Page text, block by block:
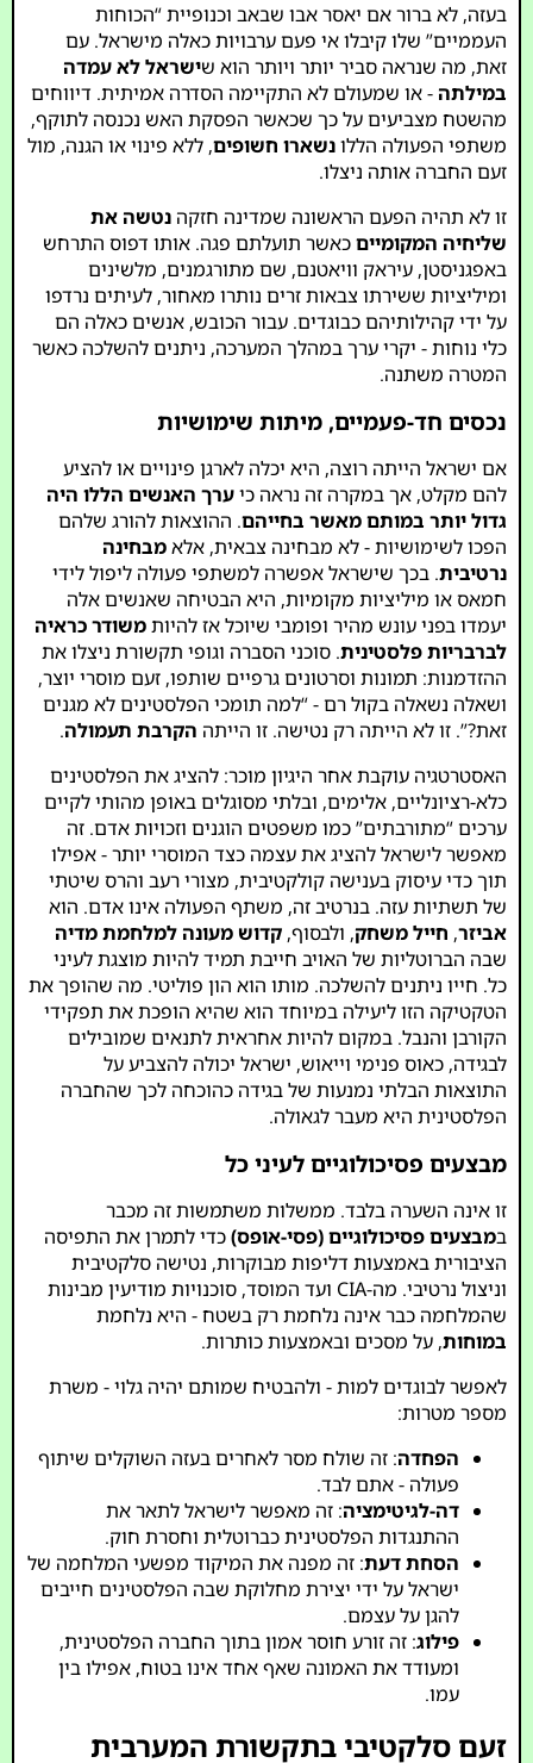
בעזה, לא ברור אם יאסר אבו שבאב וכנופיית “הכוחות
העממיים” שלו קיבלו אי פעם ערבויות כאלה מישראל. עם
זאת, מה שנראה סביר יותר ויותר הוא שישראל לא עמדה
במילתה - או שמעולם לא התקיימה הסדרה אמיתית. דיווחים
מהשטח מצביעים על כך שכאשר הפסקת האש נכנסה לתוקף,
משתפי הפעולה הללונשארו חשופים, ללא פינוי או הגנה, מול
זעם החברה אותה ניצלו.
זו לא תהיה הפעם הראשונה שמדינה חזקהנטשה את
שליחיה המקומייםכאשר תועלתם פגה. אותו דפוס התרחש
באפגניסטן, עיראק וויאטנם, שם מתורגמנים, מלשינים
ומיליציות ששירתו צבאות זרים נותרו מאחור, לעיתים נרדפו
על ידי קהילותיהם כבוגדים. עבור הכובש, אנשים כאלה הם
כלי נוחות - יקרי ערך במהלך המערכה, ניתנים להשלכה כאשר
המטרה משתנה.
נכסים חד-פעמיים, מיתות שימושיות
אם ישראל הייתה רוצה, היא יכלה לארגן פינויים או להציע
להם מקלט, אך במקרה זה נראה כיערך האנשים הללו היה
גדול יותר במותם מאשר בחייהם. ההוצאות להורג שלהם
הפכו לשימושיות - לא מבחינה צבאית, אלאמבחינה
נרטיבית. בכך שישראל אפשרה למשתפי פעולה ליפול לידי
חמאס או מיליציות מקומיות, היא הבטיחה שאנשים אלה
יעמדו בפני עונש מהיר ופומבי שיוכל אז להיותמשודר כראיה
לברבריות פלסטינית. סוכני הסברה וגופי תקשורת ניצלו את
ההזדמנות: תמונות וסרטונים גרפיים שותפו, זעם מוסרי יוצר,
ושאלה נשאלה בקול רם - “למה תומכי הפלסטינים לא מגנים
זאת?”. זו לא הייתה רק נטישה. זו הייתה הקרבת תעמולה.
האסטרטגיה עוקבת אחר היגיון מוכר: להציג את הפלסטינים
כלא-רציונליים, אלימים, ובלתי מסוגלים באופן מהותי לקיים
ערכים “מתורבתים” כמו משפטים הוגנים וזכויות אדם. זה
מאפשר לישראל להציג את עצמה כצד המוסרי יותר - אפילו
תוך כדי עיסוק בענישה קולקטיבית, מצורי רעב והרס שיטתי
של תשתיות עזה. בנרטיב זה, משתף הפעולה אינו אדם. הוא
אביזר, חייל משחק, ולבסוף,קדוש מעונה למלחמת מדיה
שבה הברוטליות של האויב חייבת תמיד להיות מוצגת לעיני
כל. חייו ניתנים להשלכה. מותו הוא הון פוליטי. מה שהופך את
הטקטיקה הזו ליעילה במיוחד הוא שהיא הופכת את תפקידי
הקורבן והנבל. במקום להיות אחראית לתנאים שמובילים
לבגידה, כאוס פנימי וייאוש, ישראל יכולה להצביע על
התוצאות הבלתי נמנעות של בגידה כהוכחה לכך שהחברה
הפלסטינית היא מעבר לגאולה.
מבצעים פסיכולוגיים לעיני כל
זו אינה השערה בלבד. ממשלות משתמשות זה מכבר
במבצעים פסיכולוגיים (פסי-אופס)כדי לתמרן את התפיסה
הציבורית באמצעות דליפות מבוקרות, נטישה סלקטיבית
וניצול נרטיבי. מה-CIA ועד המוסד, סוכנויות מודיעין מבינות
שהמלחמה כבר אינה נלחמת רק בשטח - היא נלחמת
במוחות, על מסכים ובאמצעות כותרות.
לאפשר לבוגדים למות - ולהבטיח שמותם יהיה גלוי - משרת
מספר מטרות:
הפחדה: זה שולח מסר לאחרים בעזה השוקלים שיתוף
פעולה - אתם לבד.
דה-לגיטימציה: זה מאפשר לישראל לתאר את
ההתנגדות הפלסטינית כברוטלית וחסרת חוק.
הסחת דעת: זה מפנה את המיקוד מפשעי המלחמה של
ישראל על ידי יצירת מחלוקת שבה הפלסטינים חייבים
להגן על עצמם.
פילוג: זה זורע חוסר אמון בתוך החברה הפלסטינית,
ומעודד את האמונה שאף אחד אינו בטוח, אפילו בין
עמו.
זעם סלקטיבי בתקשורת המערבית